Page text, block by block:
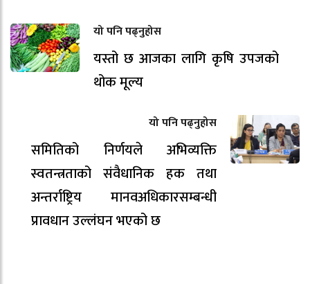
यो पनि पढ्नुहोस
यस्तो छ आजका लागि कृषि उपजको
थोक मूल्य
यो पनि पढ्नुहोस
समितिको निर्णयले अभिव्यक्ति
स्वतन्त्रताको संवैधानिक हक तथा
अन्तर्राष्ट्रिय मानवअधिकारसम्बन्धी
प्रावधान उल्लंघन भएको छ